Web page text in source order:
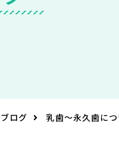
ブログ 乳歯〜永久歯に